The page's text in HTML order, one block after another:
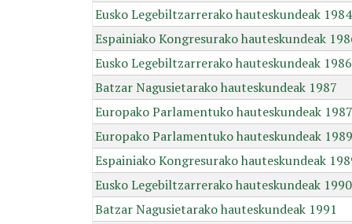
Eusko Legebiltzarrerako hauteskundeak 1984
Espainiako Kongresurako hauteskundeak
Eusko Legebiltzarrerako hauteskundeak 1986
Batzar Nagusietarako hauteskundeak 1987
Europako Parlamentuko hauteskundeak 1987
Europako Parlamentuko hauteskundeak 1989
Espainiako Kongresurako hauteskundeak
Eusko Legebiltzarrerako hauteskundeak 1990
Batzar Nagusietarako hauteskundeak 1991